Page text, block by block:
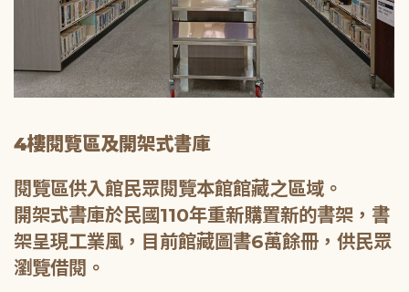
4樓閱覽區及開架式書庫
閱覽區供入館民眾閱覽本館館藏之區域。
開架式書庫於民國110年重新購置新的書架，書
架呈現工業風，目前館藏圖書6萬餘冊，供民眾